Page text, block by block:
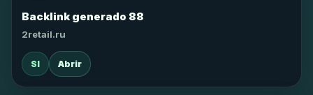
Backlink generado 88
2retail.ru
SI Abrir